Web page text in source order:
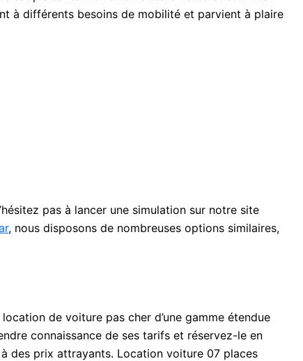
à différents besoins de mobilité et parvient à plaire
pas à lancer une simulation sur notre site
, nous disposons de nombreuses options similaires,
de voiture pas cher d’une gamme étendue
connaissance de ses tarifs et réservez-le en
des prix attrayants. Location voiture 07 places